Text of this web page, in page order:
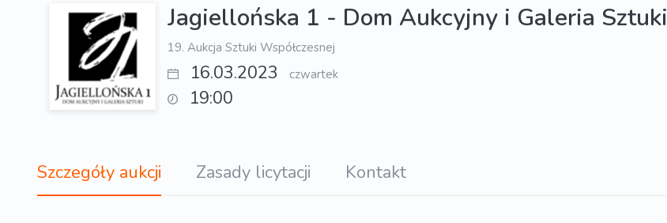
Jagiellońska 1 - Dom Aukcyjny i Galeria Sztuki
19. Aukcja Sztuki Współczesnej
16.03.2023 czwartek
19:00
Szczegóły aukcji Zasady licytacji Kontakt